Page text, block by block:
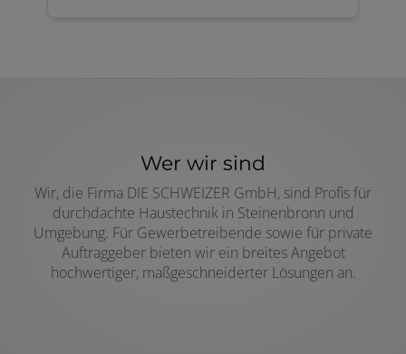
Wer wir sind
Wir, die Firma DIE SCHWEIZER GmbH, sind Profis für
durchdachte Haustechnik in Steinenbronn und
Umgebung. Für Gewerbetreibende sowie für private
Auftraggeber bieten wir ein breites Angebot
hochwertiger, maßgeschneiderter Lösungen an.